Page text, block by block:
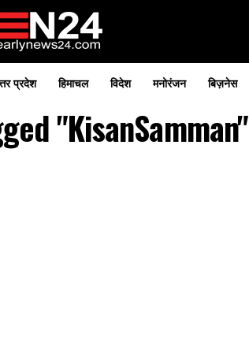
प्रदेश हिमाचल विदेश मनोरंजन बिज़नेस
"KisanSamman"